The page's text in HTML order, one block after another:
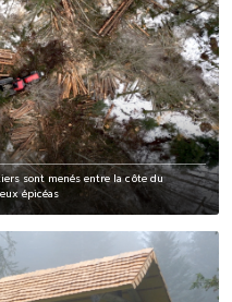
sont menés entre la côte du
épicéas